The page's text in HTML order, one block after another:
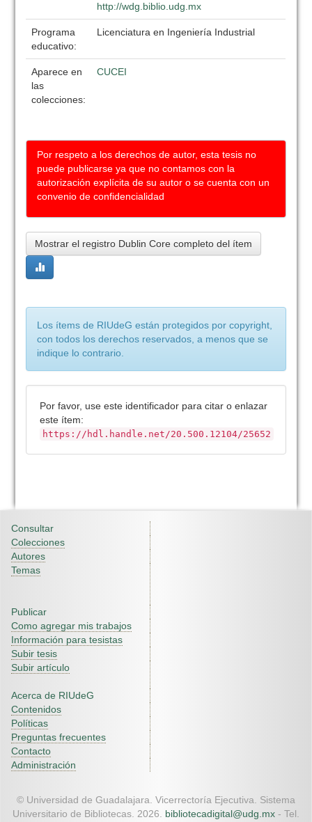
http://wdg.biblio.udg.mx
Programa
educativo:
Licenciatura en Ingeniería Industrial
Aparece en
las
colecciones:
CUCEI
Por respeto a los derechos de autor, esta tesis no
puede publicarse ya que no contamos con la
autorización explícita de su autor o se cuenta con un
convenio de confidencialidad
Mostrar el registro Dublin Core completo del ítem
Los ítems de RIUdeG están protegidos por copyright,
con todos los derechos reservados, a menos que se
indique lo contrario.
Por favor, use este identificador para citar o enlazar
este ítem:
https://hdl.handle.net/20.500.12104/25652
Consultar
Colecciones
Autores
Temas
Publicar
Como agregar mis trabajos
Información para tesistas
Subir tesis
Subir artículo
Acerca de RIUdeG
Contenidos
Políticas
Preguntas frecuentes
Contacto
Administración
© Universidad de Guadalajara. Vicerrectoría Ejecutiva. Sistema
Universitario de Bibliotecas. 2026. bibliotecadigital@udg.mx - Tel.